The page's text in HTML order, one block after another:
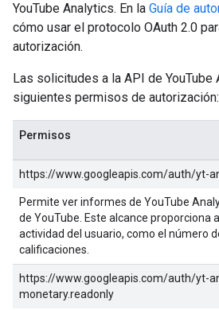
YouTube Analytics. En la Guía de
cómo usar el protocolo OAuth 2.0
autorización.
Las solicitudes a la API de YouTube
siguientes permisos de autorización:
Permisos
https://www.googleapis.com/auth/yt-
Permite ver informes de YouTube
de YouTube. Este alcance proporciona
actividad del usuario, como el número
calificaciones.
https://www.googleapis.com/auth/yt-
monetary.readonly